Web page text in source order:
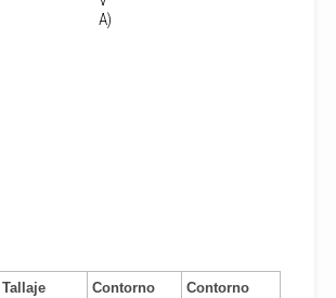
A)
Tallaje
Contorno
Contorno